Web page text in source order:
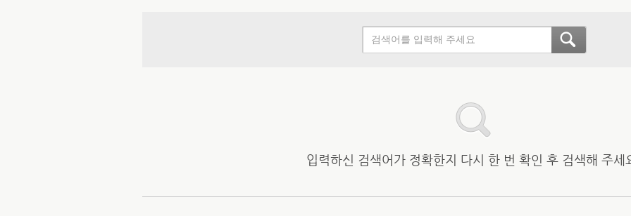
입력하신 검색어가 정확한지 다시 한 번 확인 후 검색해 주세